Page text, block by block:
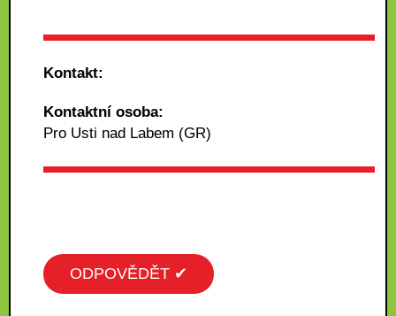
Kontakt:
Kontaktní osoba:
Pro Usti nad Labem (GR)
ODPOVĚDĚT ✔